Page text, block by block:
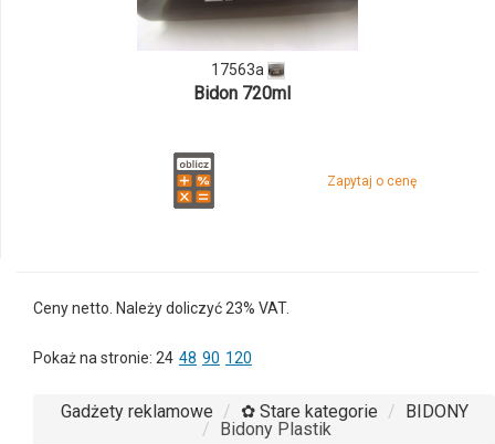
produktu
17563a
17563a
Bidon 720ml
Zapytaj o cenę
Ceny netto. Należy doliczyć 23% VAT.
Pokaż na stronie: 24 48 90 120
Gadżety reklamowe ✿ Stare kategorie
BIDONY
Bidony Plastik